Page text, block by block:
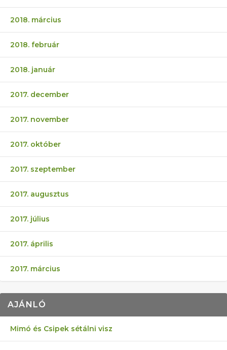
2018. március
2018. február
2018. január
2017. december
2017. november
2017. október
2017. szeptember
2017. augusztus
2017. július
2017. április
2017. március
AJÁNLÓ
Mimó és Csipek sétálni visz